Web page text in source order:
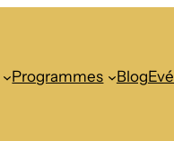
Programmes Blog